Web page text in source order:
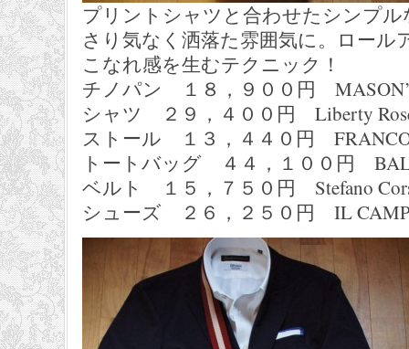
プリントシャツと合わせたシンプ
さり気なく洒落た雰囲気に。ロー
こなれ感を生むテクニック！
チノパン １８，９００円
シャツ ２９，４００円 Liberty
ストール １３，４４０円
トートバッグ ４４，１００円
ベルト １５，７５０円 Stefano
シューズ ２６，２５０円 IL